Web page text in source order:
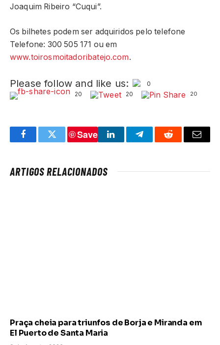
Joaquim Ribeiro “Cuqui”.
Os bilhetes podem ser adquiridos pelo telefone
Telefone: 300 505 171 ou em
www.toirosmoitadoribatejo.com.
Please follow and like us:
0
20
20 20
FacebookTwitter
Save
LinkedInTelegramReddit Email
ARTIGOS RELACIONADOS
Praça cheia para triunfos de Borja e Miranda em
El Puerto de Santa Maria